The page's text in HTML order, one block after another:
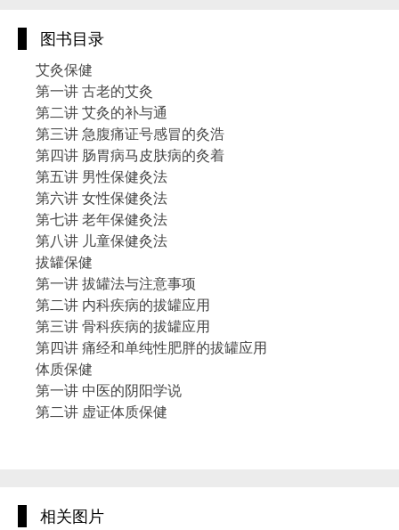
图书目录
艾灸保健
第一讲 古老的艾灸
第二讲 艾灸的补与通
第三讲 急腹痛证号感冒的灸浩
第四讲 肠胃病马皮肤病的灸着
第五讲 男性保健灸法
第六讲 女性保健灸法
第七讲 老年保健灸法
第八讲 儿童保健灸法
拔罐保健
第一讲 拔罐法与注意事项
第二讲 内科疾病的拔罐应用
第三讲 骨科疾病的拔罐应用
第四讲 痛经和单纯性肥胖的拔罐应用
体质保健
第一讲 中医的阴阳学说
第二讲 虚证体质保健
第二讲 小儿呼吸道的推拿保健
相关图片